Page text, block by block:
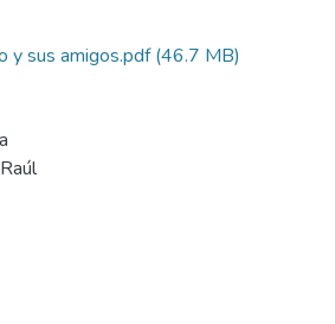
y sus amigos.pdf(46.7 MB)